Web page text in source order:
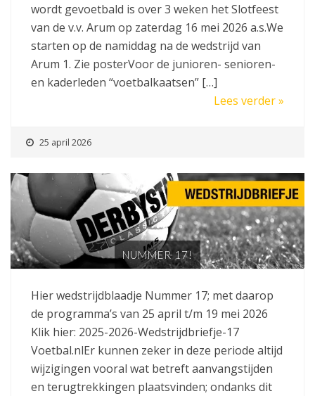
wordt gevoetbald is over 3 weken het Slotfeest
van de v.v. Arum op zaterdag 16 mei 2026 a.s.We
starten op de namiddag na de wedstrijd van
Arum 1. Zie posterVoor de junioren- senioren-
en kaderleden “voetbalkaatsen” […]
Lees verder »
25 april 2026
NUMMER 17!
Hier wedstrijdblaadje Nummer 17; met daarop
de programma’s van 25 april t/m 19 mei 2026
Klik hier: 2025-2026-Wedstrijdbriefje-17
Voetbal.nlEr kunnen zeker in deze periode altijd
wijzigingen vooral wat betreft aanvangstijden
en terugtrekkingen plaatsvinden; ondanks dit